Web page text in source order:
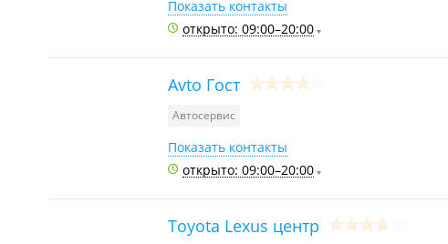
Показать контакты
открыто: 09:00–20:00
Avto Гост
Автосервис
Показать контакты
открыто: 09:00–20:00
Toyota Lexus центр